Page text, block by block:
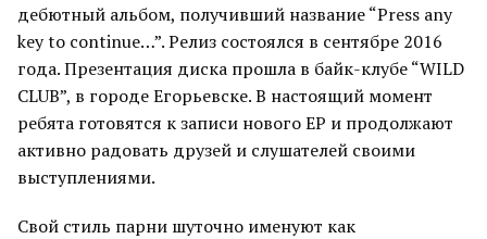
дебютный альбом, получивший название “Press any
key to continue…”. Релиз состоялся в сентябре 2016
года. Презентация диска прошла в байк-клубе “WILD
CLUB”, в городе Егорьевске. В настоящий момент
ребята готовятся к записи нового EP и продолжают
активно радовать друзей и слушателей своими
выступлениями.
Свой стиль парни шуточно именуют как